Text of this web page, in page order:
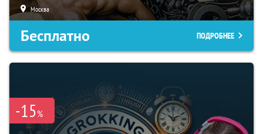
Москва
Бесплатно ПОДРОБНЕЕ
-15%